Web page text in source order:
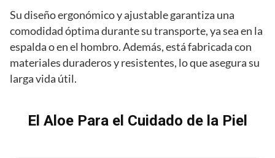
Su diseño ergonómico y ajustable garantiza una
comodidad óptima durante su transporte, ya sea en la
espalda o en el hombro. Además, está fabricada con
materiales duraderos y resistentes, lo que asegura su
larga vida útil.
El Aloe Para el Cuidado de la Piel